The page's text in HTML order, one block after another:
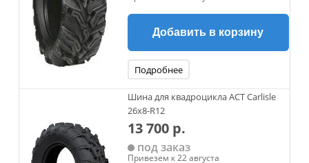
Добавить в корзину
Подробнее
Шина для квадроцикла ACT Carlisle
26х8-R12
13 700 р.
под заказ
Привезем к 22 августа